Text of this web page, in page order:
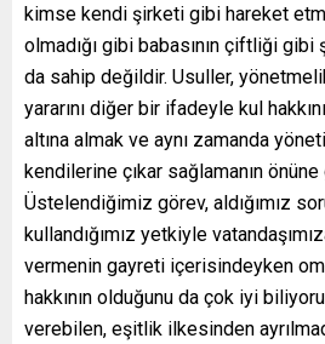
kimse kendi şirketi gibi hareket
olmadığı gibi babasının çiftliği gibi
da sahip değildir. Usuller,
yararını diğer bir ifadeyle kul
altına almak ve aynı zamanda
kendilerine çıkar sağlamanın
Üstelendiğimiz görev, aldığımız
kullandığımız yetkiyle
vermenin gayreti içerisindeyken
hakkının olduğunu da çok iyi
verebilen, eşitlik ilkesinden